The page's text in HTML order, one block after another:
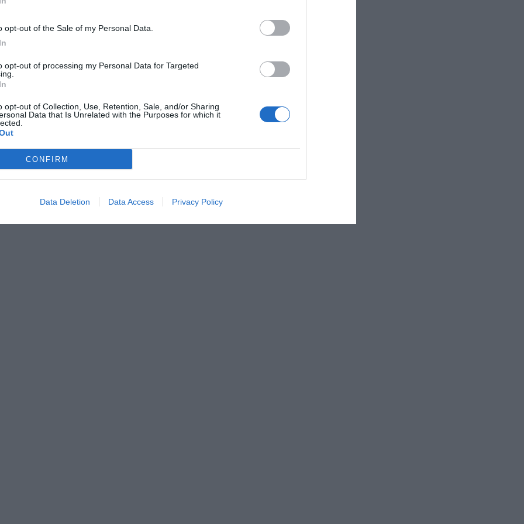
opt-out of the Sale of my Personal Data.
opt-out of processing my Personal Data for Targeted
opt-out of Collection, Use, Retention, Sale, and/or Sharing
Data that Is Unrelated with the Purposes for which it
CONFIRM
Data Deletion Data Access Privacy Policy
DAZN!